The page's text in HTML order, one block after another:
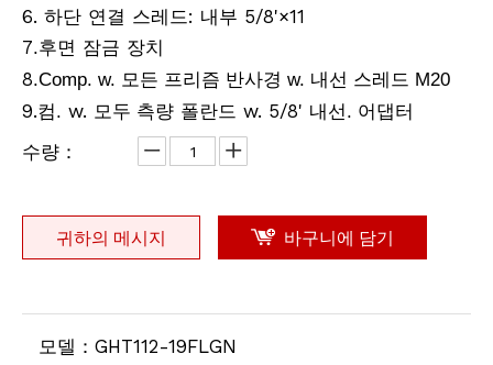
리튬 측량용 배터리(3.8v,8.0Ah,30.4Wh) 전지형 프로 삼각대
전동 고각 삼각대
6. 하단 연결 스레드: 내부 5/8'×11
7.후면 잠금 장치
8.Comp. w. 모든 프리즘 반사경 w. 내선 스레드 M20
9.컴. w. 모두 측량 폴란드 w. 5/8' 내선. 어댑터
수량：
귀하의 메시지 바구니에 담기
모델： GHT112-19FLGN